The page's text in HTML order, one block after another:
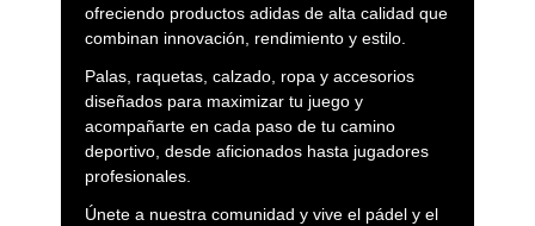
ofreciendo productos adidas de alta calidad que
combinan innovación, rendimiento y estilo.
Palas, raquetas, calzado, ropa y accesorios
diseñados para maximizar tu juego y
acompañarte en cada paso de tu camino
deportivo, desde aficionados hasta jugadores
profesionales.
Únete a nuestra comunidad y vive el pádel y el